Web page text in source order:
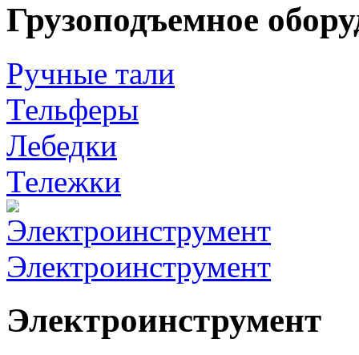
Грузоподъемное
Ручные тали
Тельферы
Лебедки
Тележки
Электроинструмент
Электроинструмент